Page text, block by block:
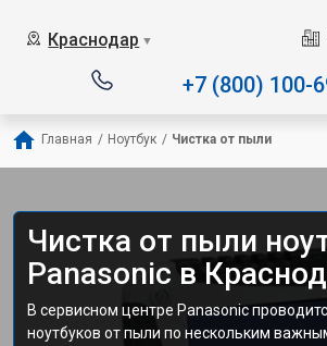
Краснодар ▼
+7 (800) 100-
Главная / Ноутбук / Чистка от пыли
Чистка от пыли
Panasonic в
В сервисном центре Panasonic
ноутбуков от пыли по нескольким